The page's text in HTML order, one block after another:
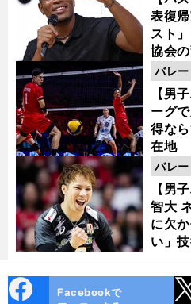
表復
スト
協会
【男
ーグ
得な
在地
バレー
【男
智大
に欠
い」
バレー
Facebookで